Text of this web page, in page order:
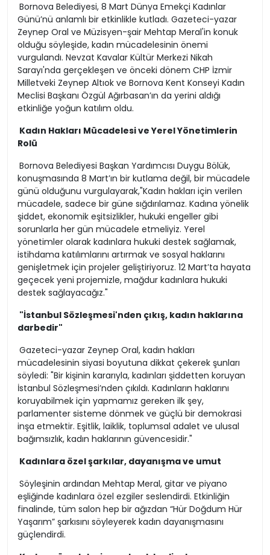
Bornova Belediyesi, 8 Mart Dünya Emekçi Kadınlar
Günü’nü anlamlı bir etkinlikle kutladı. Gazeteci-yazar
Zeynep Oral ve Müzisyen-şair Mehtap Meral'in konuk
olduğu söyleşide, kadın mücadelesinin önemi
vurgulandı. Nevzat Kavalar Kültür Merkezi Nikah
Sarayı'nda gerçekleşen ve önceki dönem CHP İzmir
Milletveki Zeynep Altıok ve Bornova Kent Konseyi Kadın
Meclisi Başkanı Özgül Ağırbasan’ın da yerini aldığı
etkinliğe yoğun katılım oldu.
Kadın Hakları Mücadelesi ve Yerel Yönetimlerin
Rolü
Bornova Belediyesi Başkan Yardımcısı Duygu Bölük,
konuşmasında 8 Mart’ın bir kutlama değil, bir mücadele
günü olduğunu vurgulayarak,"Kadın hakları için verilen
mücadele, sadece bir güne sığdırılamaz. Kadına yönelik
şiddet, ekonomik eşitsizlikler, hukuki engeller gibi
sorunlarla her gün mücadele etmeliyiz. Yerel
yönetimler olarak kadınlara hukuki destek sağlamak,
istihdama katılımlarını artırmak ve sosyal haklarını
genişletmek için projeler geliştiriyoruz. 12 Mart’ta hayata
geçecek yeni projemizle, mağdur kadınlara hukuki
destek sağlayacağız."
"İstanbul Sözleşmesi'nden çıkış, kadın haklarına
darbedir"
Gazeteci-yazar Zeynep Oral, kadın hakları
mücadelesinin siyasi boyutuna dikkat çekerek şunları
söyledi: "Bir kişinin kararıyla, kadınları şiddetten koruyan
İstanbul Sözleşmesi’nden çıkıldı. Kadınların haklarını
koruyabilmek için yapmamız gereken ilk şey,
parlamenter sisteme dönmek ve güçlü bir demokrasi
inşa etmektir. Eşitlik, laiklik, toplumsal adalet ve ulusal
bağımsızlık, kadın haklarının güvencesidir."
Kadınlara özel şarkılar, dayanışma ve umut
Söyleşinin ardından Mehtap Meral, gitar ve piyano
eşliğinde kadınlara özel ezgiler seslendirdi. Etkinliğin
finalinde, tüm salon hep bir ağızdan “Hür Doğdum Hür
Yaşarım” şarkısını söyleyerek kadın dayanışmasını
güçlendirdi.